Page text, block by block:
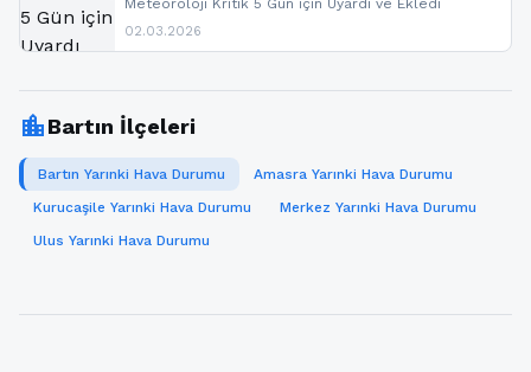
Meteoroloji Kritik 5 Gün için Uyardı ve Ekledi
02.03.2026
location_cityBartın İlçeleri
Bartın Yarınki Hava Durumu
Amasra Yarınki Hava Durumu
Kurucaşile Yarınki Hava Durumu
Merkez Yarınki Hava Durumu
Ulus Yarınki Hava Durumu